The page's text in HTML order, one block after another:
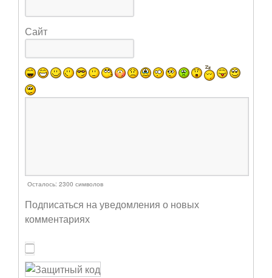
Сайт
Осталось: 2300 символов
Подписаться на уведомления о новых
комментариях